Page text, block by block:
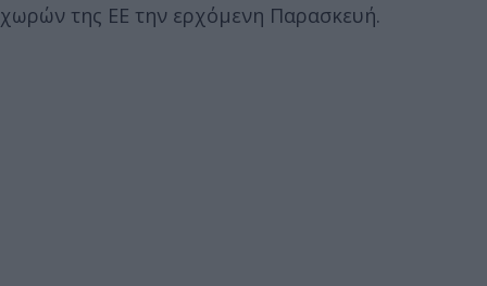
χωρών της ΕΕ την ερχόμενη Παρασκευή.